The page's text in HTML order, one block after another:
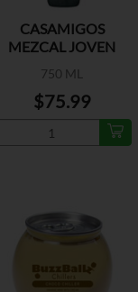
CASAMIGOS
MEZCAL JOVEN
750 ML
$75.99